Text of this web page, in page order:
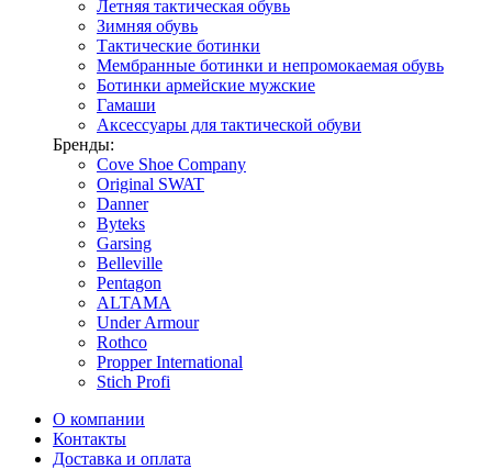
Летняя тактическая обувь
Зимняя обувь
Тактические ботинки
Мембранные ботинки и непромокаемая обувь
Ботинки армейские мужские
Гамаши
Аксессуары для тактической обуви
Бренды:
Cove Shoe Company
Original SWAT
Danner
Byteks
Garsing
Belleville
Pentagon
ALTAMA
Under Armour
Rothco
Propper International
Stich Profi
О компании
Контакты
Доставка и оплата